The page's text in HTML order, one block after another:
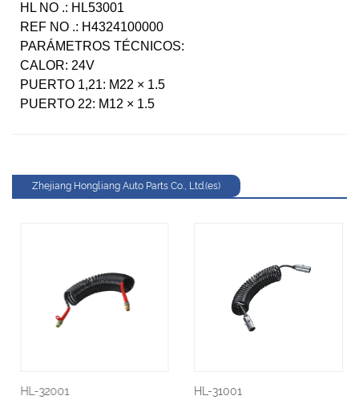
HL NO .: HL53001
REF NO .: H4324100000
PARÁMETROS TÉCNICOS:
CALOR: 24V
PUERTO 1,21: M22 × 1.5
PUERTO 22: M12 × 1.5
Zhejiang Hongliang Auto Parts Co., Ltd.(es)
HL-32001 HL-31001